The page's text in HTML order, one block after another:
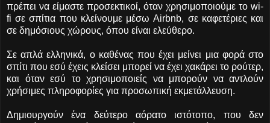
πρέπει να είμαστε προσεκτικοί, όταν χρησιμοποιούμε το wi-
fi σε σπίτια που κλείνουμε μέσω Airbnb, σε καφετέριες και
σε δημόσιους χώρους, όπου είναι ελεύθερο.
Σε απλά ελληνικά, ο καθένας που έχει μείνει μια φορά στο
σπίτι που εσύ έχεις κλείσει μπορεί να έχει χακάρει το ρούτερ,
και όταν εσύ το χρησιμοποιείς να μπορούν να αντλούν
χρήσιμες πληροφορίες για προσωπική εκμετάλλευση.
Δημιουργούν ένα δεύτερο αόρατο ιστότοπο, που δεν